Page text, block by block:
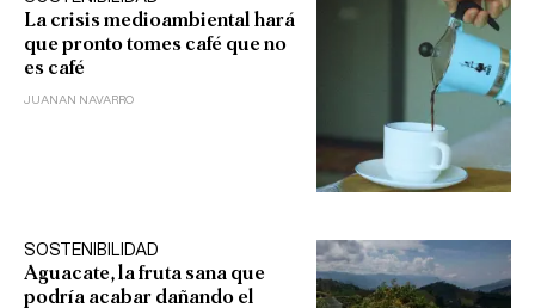
La crisis medioambiental hará
que pronto tomes café que no
es café
JUANAN NAVARRO
SOSTENIBILIDAD
Aguacate, la fruta sana que
podría acabar dañando el